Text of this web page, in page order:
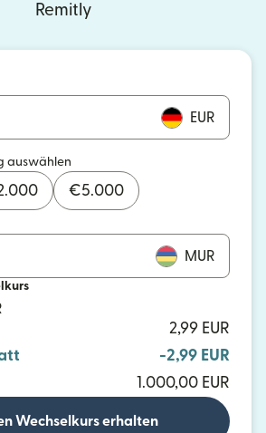
Remitly
EUR
auswählen
€5.000
MUR
2,99 EUR
-2,99 EUR
1.000,00 EUR
Wechselkurs erhalten